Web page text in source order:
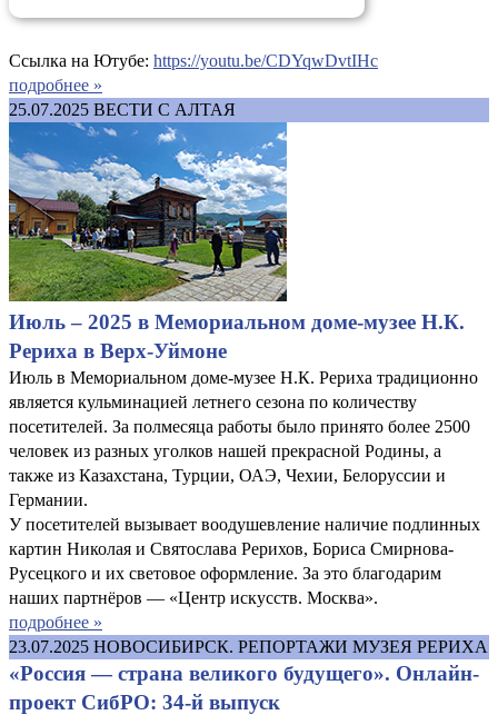
Ссылка на Ютубе: https://youtu.be/CDYqwDvtIHc
подробнее »
25.07.2025 ВЕСТИ С АЛТАЯ
Июль – 2025 в Мемориальном доме-музее Н.К.
Рериха в Верх-Уймоне
Июль в Мемориальном доме-музее Н.К. Рериха традиционно
является кульминацией летнего сезона по количеству
посетителей. За полмесяца работы было принято более 2500
человек из разных уголков нашей прекрасной Родины, а
также из Казахстана, Турции, ОАЭ, Чехии, Белоруссии и
Германии.
У посетителей вызывает воодушевление наличие подлинных
картин Николая и Святослава Рерихов, Бориса Смирнова-
Русецкого и их световое оформление. За это благодарим
наших партнёров — «Центр искусств. Москва».
подробнее »
23.07.2025 НОВОСИБИРСК. РЕПОРТАЖИ МУЗЕЯ РЕРИХА
«Россия — страна великого будущего». Онлайн-
проект СибРО: 34-й выпуск